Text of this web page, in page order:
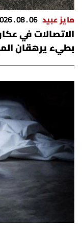
الرياضة
منوّعات
حظّك اليوم
فيديو
من نحن
للتواصل معنا
شروط الاستخدام
مايز عبيد 06 . 08 . 2026
الاتصالات في
بطيء يرهقان